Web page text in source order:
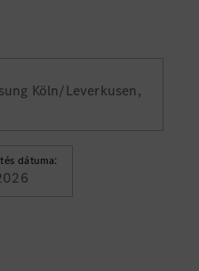
Köln/Leverkusen,
dátuma: